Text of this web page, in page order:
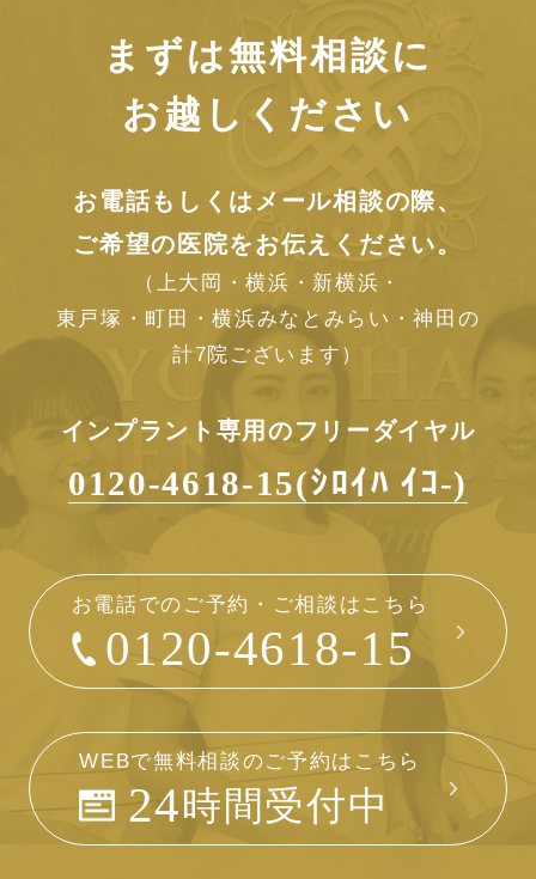
まずは無料相談に
お越しください
お電話もしくはメール相談の際、
ご希望の医院をお伝えください。
（上大岡・横浜・新横浜・
東戸塚・町田・横浜みなとみらい・神田の
計7院ございます）
インプラント専用のフリーダイヤル
0120-4618-15(ｼﾛｲﾊ ｲｺ-)
お電話でのご予約・ご相談はこちら
0120-4618-15
WEBで無料相談のご予約はこちら
24時間受付中